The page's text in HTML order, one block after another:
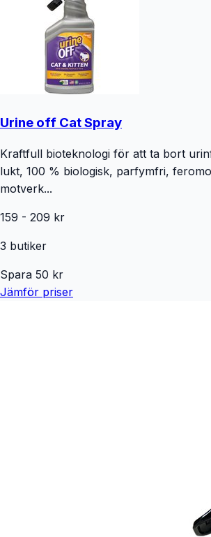
Urine off Cat Spray
Kraftfull bioteknologi för att ta bort
lukt, 100 % biologisk, parfymfri,
motverk...
159 - 209 kr
3 butiker
Spara 50 kr
Jämför priser